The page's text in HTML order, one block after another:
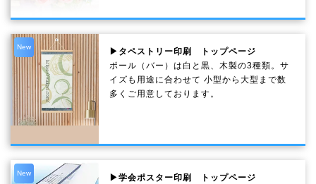
New
▶タペストリー印刷 トップページ
ポール（バー）は白と黒、木製の3種類。サ
イズも用途に合わせて 小型から大型まで数
多くご用意しております。
New
▶学会ポスター印刷 トップページ